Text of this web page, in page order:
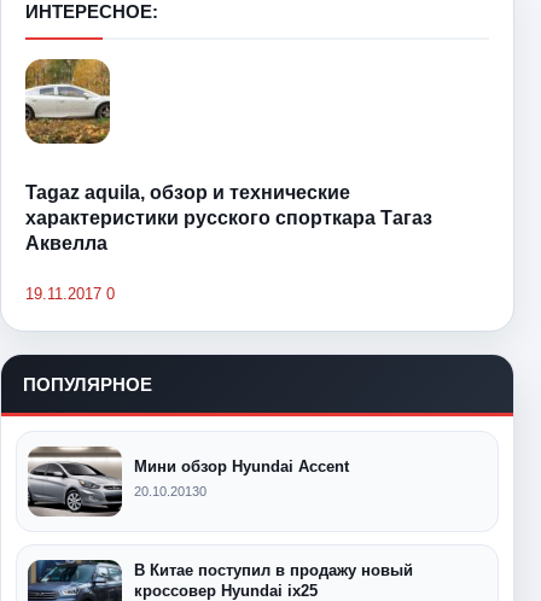
ИНТЕРЕСНОЕ:
Tagaz aquila, обзор и технические
характеристики русского спорткара Тагаз
Аквелла
19.11.2017 0
ПОПУЛЯРНОЕ
Мини обзор Hyundai Accent
20.10.20130
В Китае поступил в продажу новый
кроссовер Hyundai ix25